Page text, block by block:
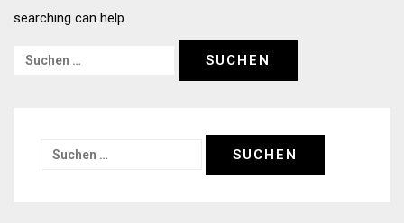
searching can help.
Suchen
Suchen